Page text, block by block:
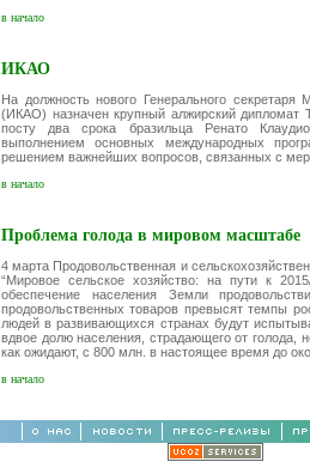
в начало
ИКАО
На должность нового Генерального секретаря
(ИКАО) назначен крупный алжирский
посту два срока бразильца Ренато
выполнением основных международных
решением важнейших вопросов, связанных с
в начало
Проблема голода в мировом масштабе
4 марта Продовольственная и
“Мировое сельское хозяйство: на пути к
обеспечение населения Земли
продовольственных товаров превысят темпы
людей в развивающихся странах будут
вдвое долю населения, страдающего от голода,
как ожидают, с 800 млн. в настоящее время до
в начало